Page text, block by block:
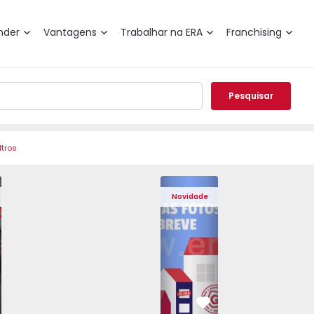
Vantagens Trabalhar na ERA Franchising
Pesquisar
Pedrouços - 1575536 - 7
T3 Maia, Pedrouços - 1575536 - 9
Apartamento T3 Maia, Pedrouços - 1575536 - 8
Apartamento T3 Maia, Pedrouços - 1575536 - 12
Apartamento T3 Maia, Pedrouços -
Apartamento T3 Maia,
Apartamento
Novidade
Apartamento T3 Porto,
Favorito